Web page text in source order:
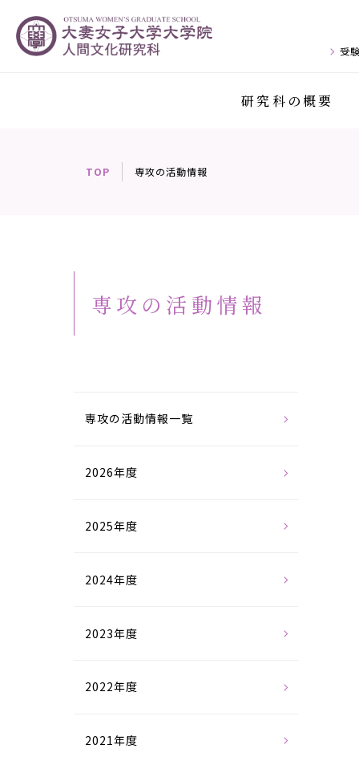
研究科の概要
受
TOP 専攻の活動情報
専攻の活動情報
専攻の活動情報一覧
2026年度
2025年度
2024年度
2023年度
2022年度
2021年度